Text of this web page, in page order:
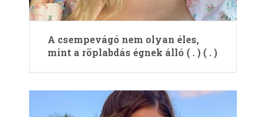
A csempevágó nem olyan éles,
mint a röplabdás égnek álló ( . ) ( . )